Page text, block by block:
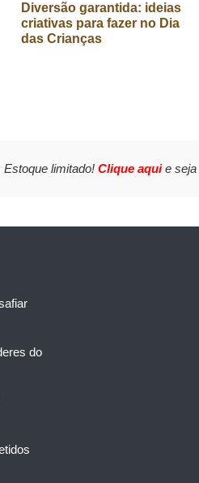
Diversão garantida: ideias
criativas para fazer no Dia
das Crianças
Estoque limitado! Clique aquie
do